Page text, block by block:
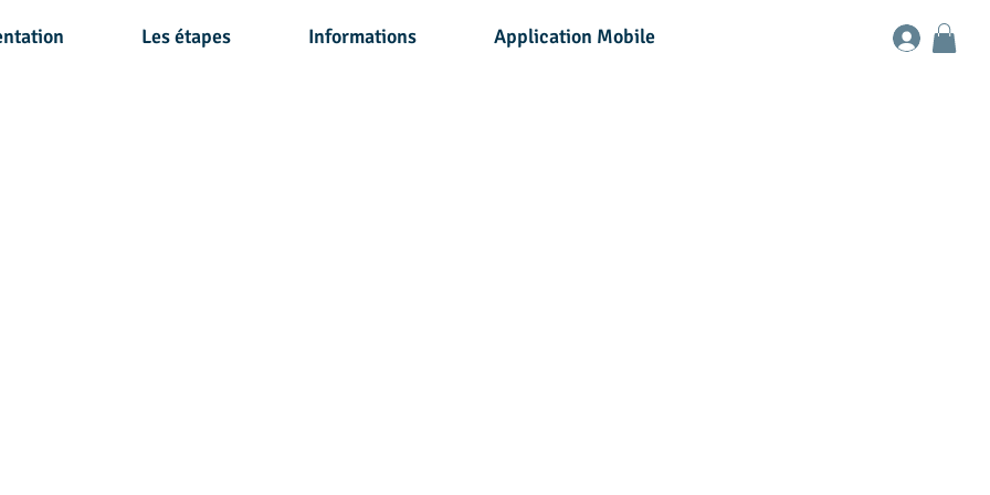
Les étapes Informations Application Mobile